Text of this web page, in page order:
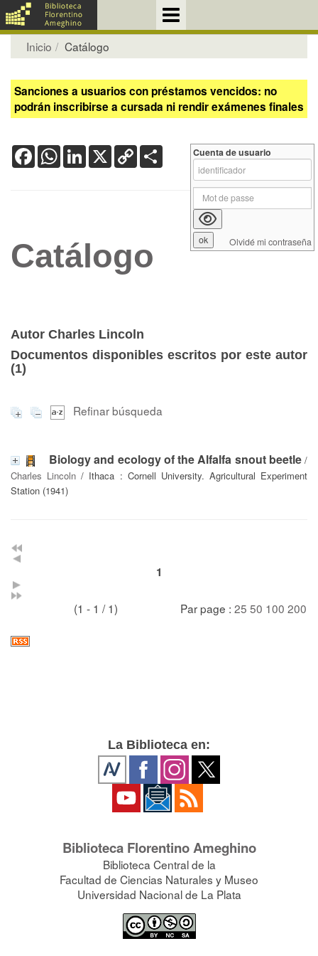
Inicio Catálogo
Sanciones a usuarios con préstamos vencidos: no
podrán inscribirse a cursada ni rendir exámenes finales
FacebookWhatsApp
LinkedIn
X Copy
Link
Catálogo
Autor Charles Lincoln
Documentos disponibles escritos por este autor
(1)
Refinar búsqueda
Biology and ecology of the Alfalfa snout beetle/
Charles Lincoln / Ithaca : Cornell University. Agricultural Experiment
Station (1941)
1
(1 - 1 / 1) Par page : 25 50 100 200
Cuenta de usuario
Olvidé mi contraseña
La Biblioteca en:
Biblioteca Florentino Ameghino
Biblioteca Central de la
Facultad de Ciencias Naturales y Museo
Universidad Nacional de La Plata